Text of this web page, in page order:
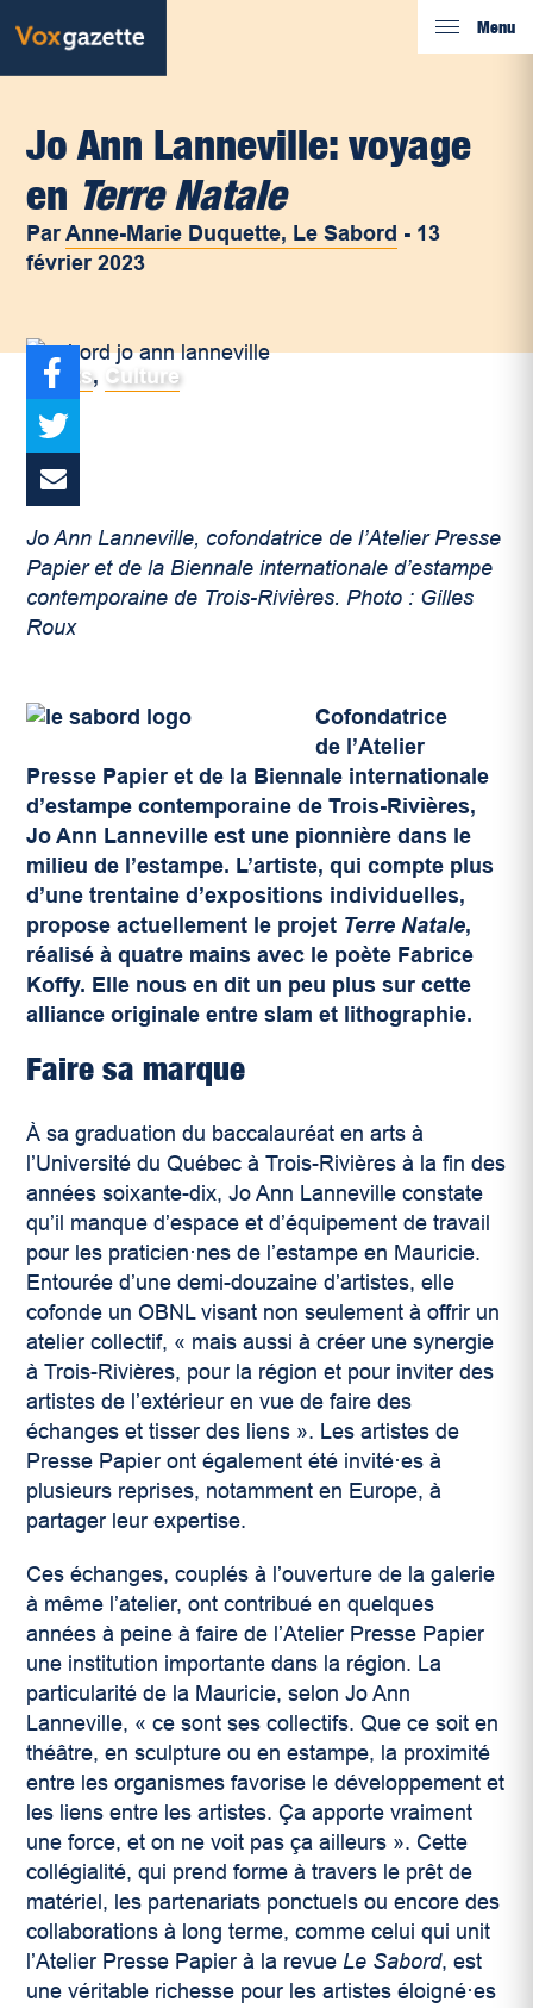
Menu
Jo Ann Lanneville: voyage
en Terre Natale
ParAnne-Marie Duquette, Le Sabord - 13
février 2023
Arts, Culture
Jo Ann Lanneville, cofondatrice de l’Atelier Presse
Papier et de la Biennale internationale d’estampe
contemporaine de Trois-Rivières. Photo : Gilles
Roux
Cofondatrice
de l’Atelier
Presse Papier et de la Biennale internationale
d’estampe contemporaine de Trois-Rivières,
Jo Ann Lanneville est une pionnière dans le
milieu de l’estampe. L’artiste, qui compte plus
d’une trentaine d’expositions individuelles,
propose actuellement le projet Terre Natale,
réalisé à quatre mains avec le poète Fabrice
Koffy. Elle nous en dit un peu plus sur cette
alliance originale entre slam et lithographie.
Faire sa marque
À sa graduation du baccalauréat en arts à
l’Université du Québec à Trois-Rivières à la fin des
années soixante-dix, Jo Ann Lanneville constate
qu’il manque d’espace et d’équipement de travail
pour les praticien·nes de l’estampe en Mauricie.
Entourée d’une demi-douzaine d’artistes, elle
cofonde un OBNL visant non seulement à offrir un
atelier collectif, « mais aussi à créer une synergie
à Trois-Rivières, pour la région et pour inviter des
artistes de l’extérieur en vue de faire des
échanges et tisser des liens ». Les artistes de
Presse Papier ont également été invité·es à
plusieurs reprises, notamment en Europe, à
partager leur expertise.
Ces échanges, couplés à l’ouverture de la galerie
à même l’atelier, ont contribué en quelques
années à peine à faire de l’Atelier Presse Papier
une institution importante dans la région. La
particularité de la Mauricie, selon Jo Ann
Lanneville, « ce sont ses collectifs. Que ce soit en
théâtre, en sculpture ou en estampe, la proximité
entre les organismes favorise le développement et
les liens entre les artistes. Ça apporte vraiment
une force, et on ne voit pas ça ailleurs ». Cette
collégialité, qui prend forme à travers le prêt de
matériel, les partenariats ponctuels ou encore des
collaborations à long terme, comme celui qui unit
l’Atelier Presse Papier à la revueLe Sabord, est
une véritable richesse pour les artistes éloigné·es